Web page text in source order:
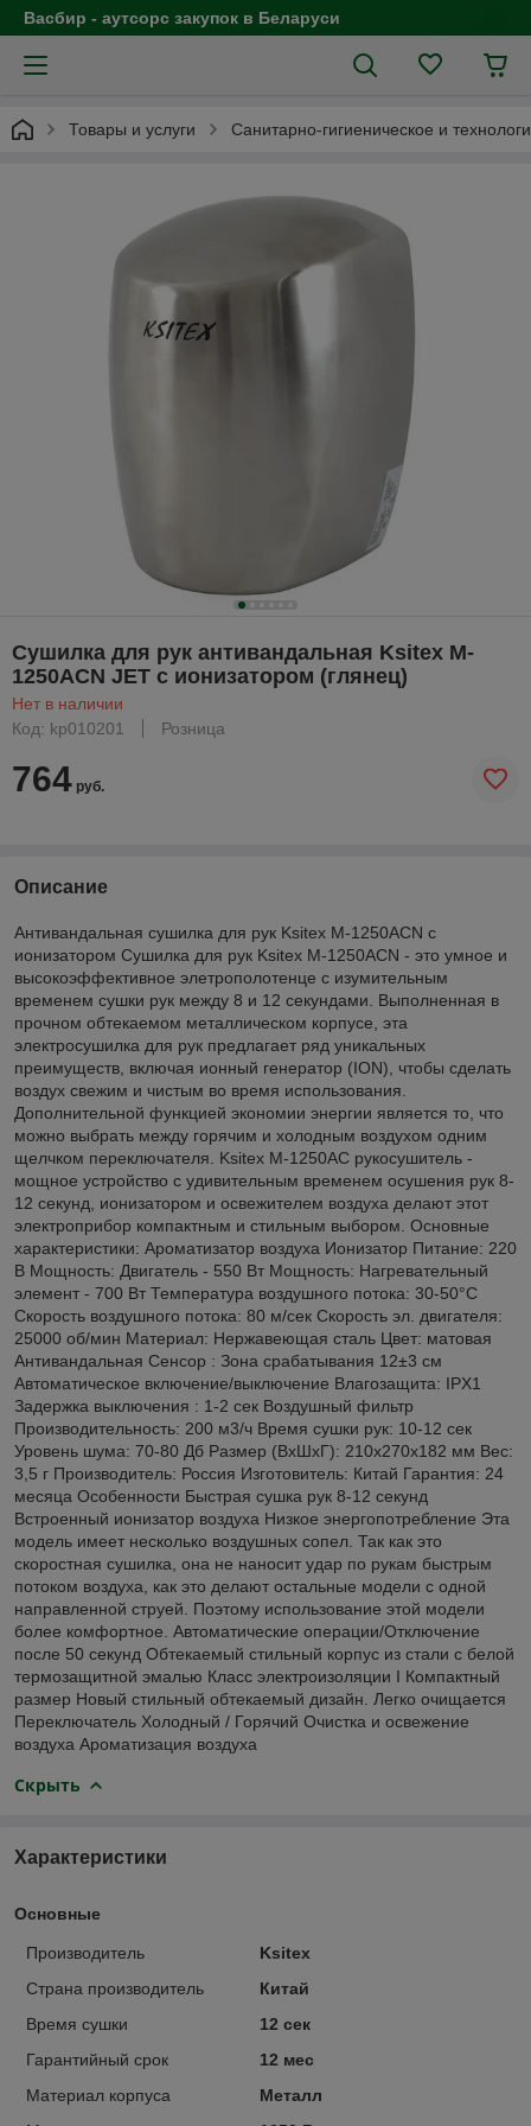
Васбир - аутсорс закупок в Беларуси
Товары и услуги Санитарно-гигиеническое и
Сушилка для рук антивандальная Ksitex M-
1250ACN JET с ионизатором (глянец)
Нет в наличии
Код: kp010201
Розница
764 руб.
Описание
Антивандальная сушилка для рук Ksitex M-1250АСN с
ионизатором Сушилка для рук Ksitex M-1250АСN - это умное и
высокоэффективное элетрополотенце с изумительным
временем сушки рук между 8 и 12 секундами. Выполненная в
прочном обтекаемом металлическом корпусе, эта
электросушилка для рук предлагает ряд уникальных
преимуществ, включая ионный генератор (ION), чтобы сделать
воздух свежим и чистым во время использования.
Дополнительной функцией экономии энергии является то, что
можно выбрать между горячим и холодным воздухом одним
щелчком переключателя. Ksitex M-1250АС рукосушитель -
мощное устройство с удивительным временем осушения рук 8-
12 секунд, ионизатором и освежителем воздуха делают этот
электроприбор компактным и стильным выбором. Основные
характеристики: Ароматизатор воздуха Ионизатор Питание: 220
В Мощность: Двигатель - 550 Вт Мощность: Нагревательный
элемент - 700 Вт Температура воздушного потока: 30-50°С
Скорость воздушного потока: 80 м/сек Скорость эл. двигателя:
25000 об/мин Материал: Нержавеющая сталь Цвет: матовая
Антивандальная Сенсор : Зона срабатывания 12±3 см
Автоматическое включение/выключение Влагозащита: IPX1
Задержка выключения : 1-2 сек Воздушный фильтр
Производительность: 200 м3/ч Время сушки рук: 10-12 сек
Уровень шума: 70-80 Дб Размер (ВхШхГ): 210х270х182 мм Вес:
3,5 г Производитель: Россия Изготовитель: Китай Гарантия: 24
месяца Особенности Быстрая сушка рук 8-12 секунд
Встроенный ионизатор воздуха Низкое энергопотребление Эта
модель имеет несколько воздушных сопел. Так как это
скоростная сушилка, она не наносит удар по рукам быстрым
потоком воздуха, как это делают остальные модели с одной
направленной струей. Поэтому использование этой модели
более комфортное. Автоматические операции/Отключение
после 50 секунд Обтекаемый стильный корпус из стали с белой
термозащитной эмалью Класс электроизоляции I Компактный
размер Новый стильный обтекаемый дизайн. Легко очищается
Переключатель Холодный / Горячий Очистка и освежение
воздуха Ароматизация воздуха
Скрыть
Характеристики
Основные
Производитель
Ksitex
Страна производитель
Китай
Время сушки
12 сек
Гарантийный срок
12 мес
Материал корпуса
Металл